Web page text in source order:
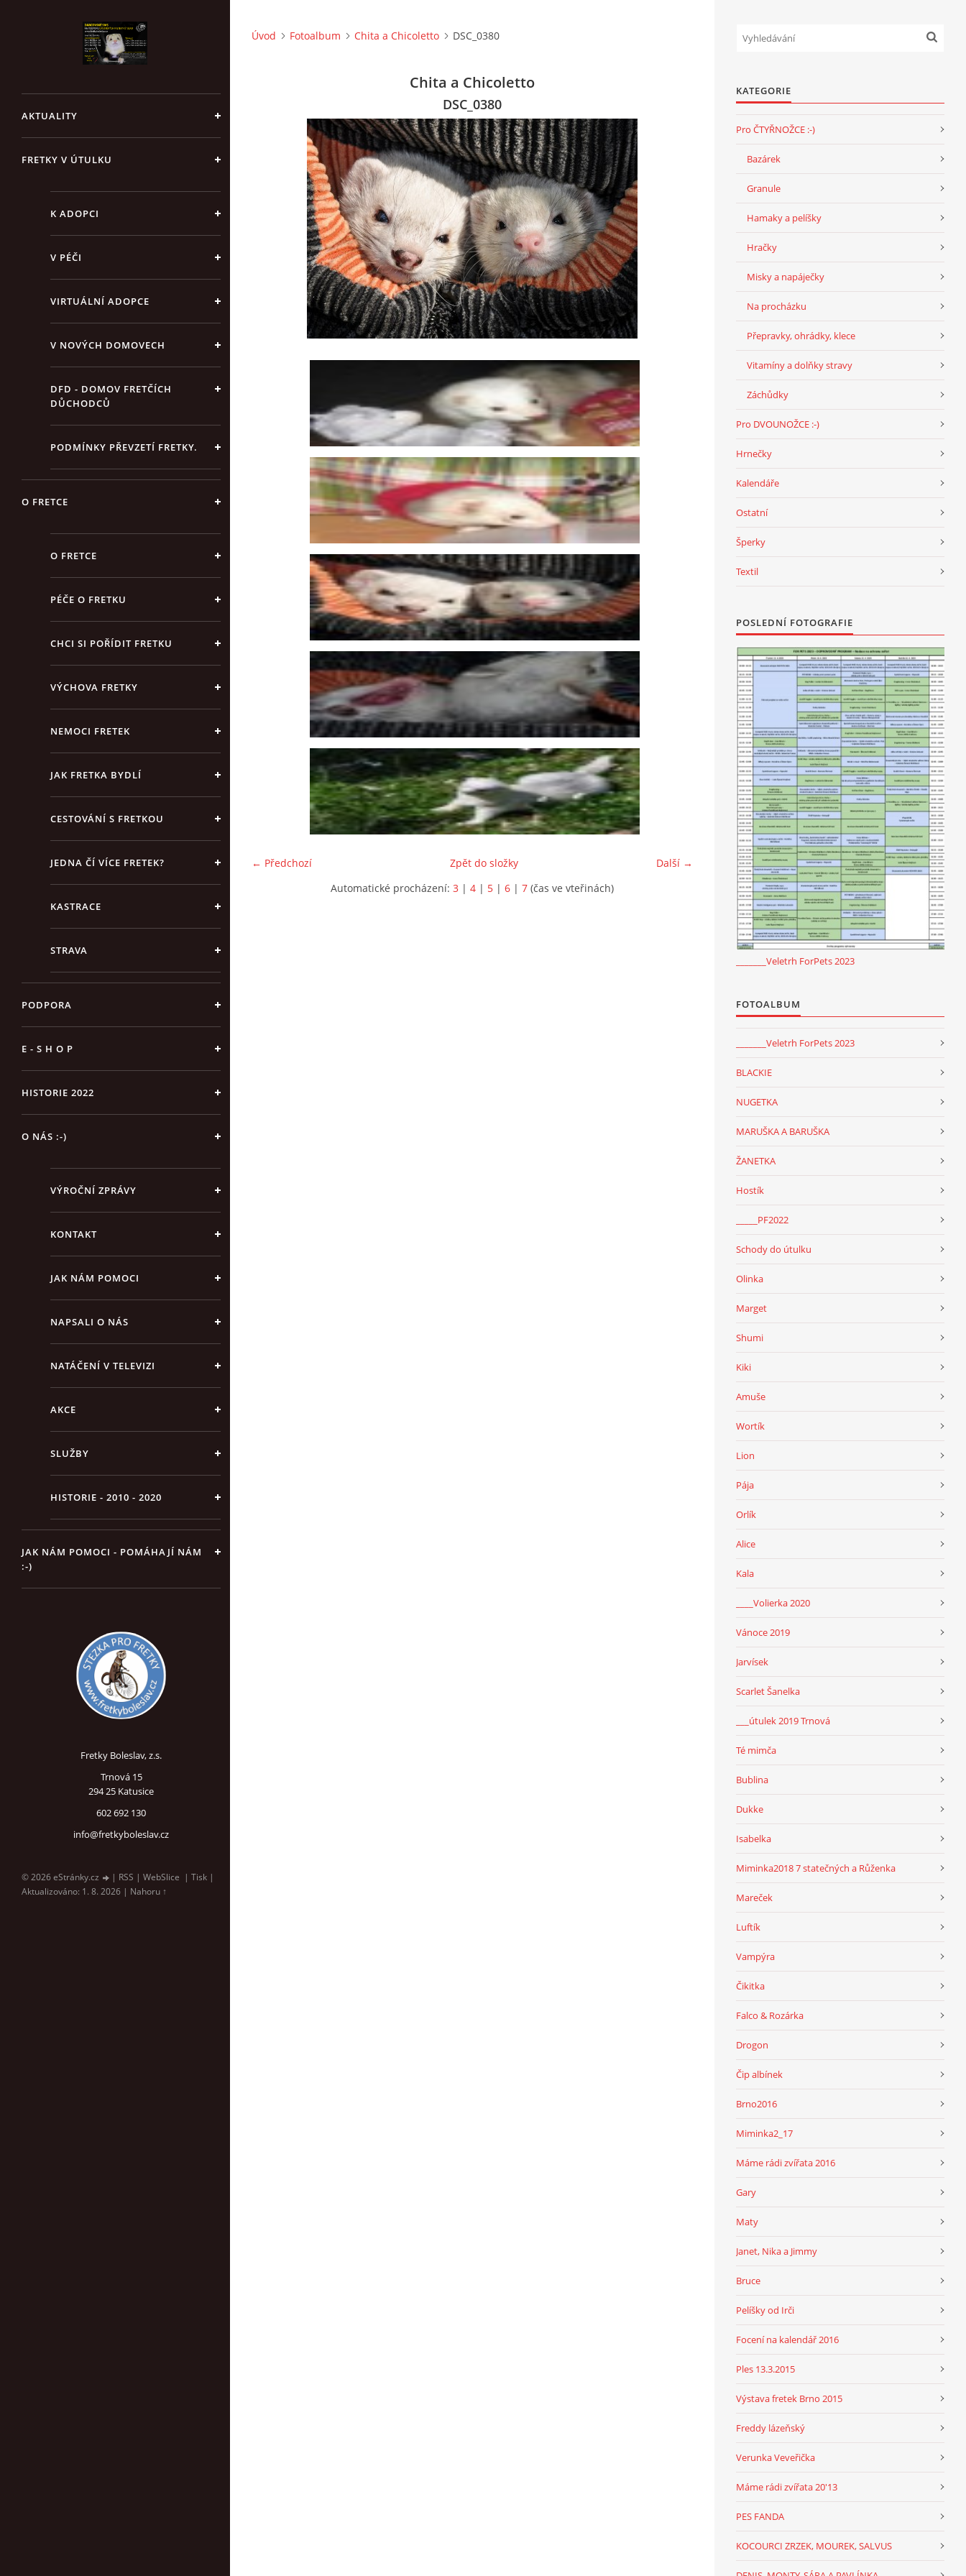
AKTUALITY
FRETKY V ÚTULKU
K ADOPCI
V PÉČI
VIRTUÁLNÍ ADOPCE
V NOVÝCH DOMOVECH
DFD - DOMOV FRETČÍCH
DŮCHODCŮ
PODMÍNKY PŘEVZETÍ FRETKY.
O FRETCE
O FRETCE
PÉČE O FRETKU
CHCI SI POŘÍDIT FRETKU
VÝCHOVA FRETKY
NEMOCI FRETEK
JAK FRETKA BYDLÍ
CESTOVÁNÍ S FRETKOU
JEDNA ČÍ VÍCE FRETEK?
KASTRACE
STRAVA
PODPORA
E - S H O P
HISTORIE 2022
O NÁS :-)
VÝROČNÍ ZPRÁVY
KONTAKT
JAK NÁM POMOCI
NAPSALI O NÁS
NATÁČENÍ V TELEVIZI
AKCE
SLUŽBY
HISTORIE - 2010 - 2020
JAK NÁM POMOCI - POMÁHAJÍ NÁM
:-)
Fretky Boleslav, z.s.
Trnová 15
294 25 Katusice
602 692 130
info@fretkyboleslav.cz
© 2026 eStránky.cz | RSS | WebSlice | Tisk |
Aktualizováno: 1. 8. 2026 | Nahoru ↑
Úvod Fotoalbum Chita a Chicoletto DSC_0380
Chita a Chicoletto
DSC_0380
← Předchozí Další →
Zpět do složky
Automatické procházení: 3 | 4 | 5 | 6 | 7 (čas ve vteřinách)
KATEGORIE
Pro ČTYŘNOŽCE :-)
Bazárek
Granule
Hamaky a pelíšky
Hračky
Misky a napáječky
Na procházku
Přepravky, ohrádky, klece
Vitamíny a dolňky stravy
Záchůdky
Pro DVOUNOŽCE :-)
Hrnečky
Kalendáře
Ostatní
Šperky
Textil
POSLEDNÍ FOTOGRAFIE
_______Veletrh ForPets 2023
FOTOALBUM
_______Veletrh ForPets 2023
BLACKIE
NUGETKA
MARUŠKA A BARUŠKA
ŽANETKA
Hostík
_____PF2022
Schody do útulku
Olinka
Marget
Shumi
Kiki
Amuše
Wortík
Lion
Pája
Orlík
Alice
Kala
____Volierka 2020
Vánoce 2019
Jarvísek
Scarlet Šanelka
___útulek 2019 Trnová
Té mimča
Bublina
Dukke
Isabelka
Miminka2018 7 statečných a Růženka
Mareček
Luftík
Vampýra
Čikitka
Falco & Rozárka
Drogon
Čip albínek
Brno2016
Miminka2_17
Máme rádi zvířata 2016
Gary
Maty
Janet, Nika a Jimmy
Bruce
Pelíšky od Irči
Focení na kalendář 2016
Ples 13.3.2015
Výstava fretek Brno 2015
Freddy lázeňský
Verunka Veveřička
Máme rádi zvířata 20'13
PES FANDA
KOCOURCI ZRZEK, MOUREK, SALVUS